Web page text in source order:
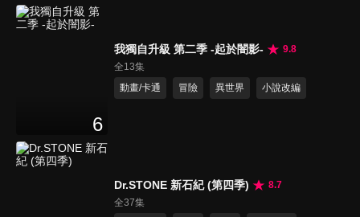
6
我獨自升級 第二季 -起於闇影-
9.8
全13集
動畫/卡通
冒險 異世界 小說改編
Dr.STONE 新石紀 (第四季)
8.7
全37集